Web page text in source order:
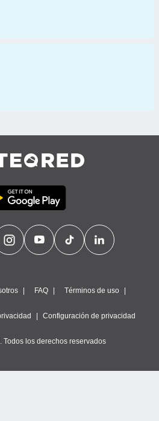
FAQ Términos de uso
Configuración de privacidad
Todos los derechos reservados